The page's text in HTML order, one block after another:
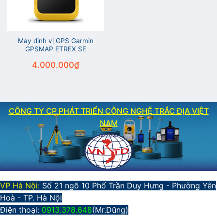
Máy định vị GPS Garmin
GPSMAP ETREX SE
4.000.000₫
CÔNG TY CP PHÁT TRIỂN CÔNG NGHỆ TRẮC ĐỊA VIỆT
NAM
VP Hà Nội: Số 21 ngõ 10 Phố Trần Duy Hưng - Phường Yên
Hoà - TP. Hà Nội
Điện thoại: 0913.378.648(Mr.Dũng)